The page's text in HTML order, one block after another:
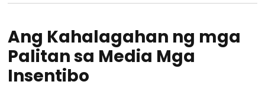
Ang Kahalagahan ng mga
Palitan sa Media Mga
Insentibo